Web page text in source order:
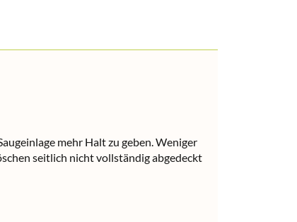
mehr Halt zu geben. Weniger
seitlich nicht vollständig abgedeckt